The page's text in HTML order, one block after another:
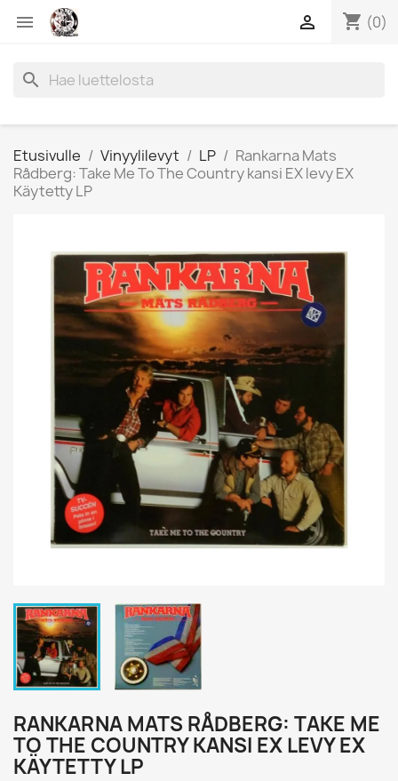
 shopping_cart (0)

search
Etusivulle Vinyylilevyt LP
Rankarna Mats
Rådberg: Take Me To The Country kansi EX levy EX
Käytetty LP
RANKARNA MATS RÅDBERG: TAKE ME
TO THE COUNTRY KANSI EX LEVY EX
KÄYTETTY LP